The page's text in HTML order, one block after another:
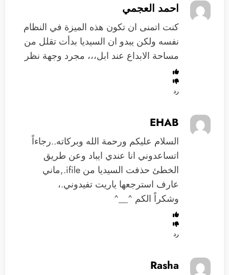
احمد العجمي
كنت اتمنى ان تكون هذه الميزة في النظام
نفسه ولكن يبدو ان السيديا بدأت تقلل من
مساحة الابداع عند ابل،،، مجرد وجهة نظر
رد
EHAB
السلام عليكم ورحمة الله وبركاته..رجاءاً
اتساعدوني انا عندي ايباد وعن طريق
الخطئ حذفت السيديا من ifile.,ماني
عارف استرجعها ياريت تفيدوني.،
وشكراً الكم ^__^
رد
Rasha